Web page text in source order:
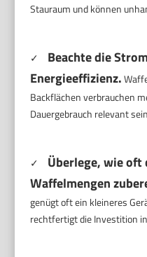
Stauraum und können
✓
Beachte die
Energieeffizienz.
Backflächen verbrauchen
Dauergebrauch relevant
✓
Überlege, wie oft
Waffelmengen
genügt oft ein kleineres
rechtfertigt die Investition